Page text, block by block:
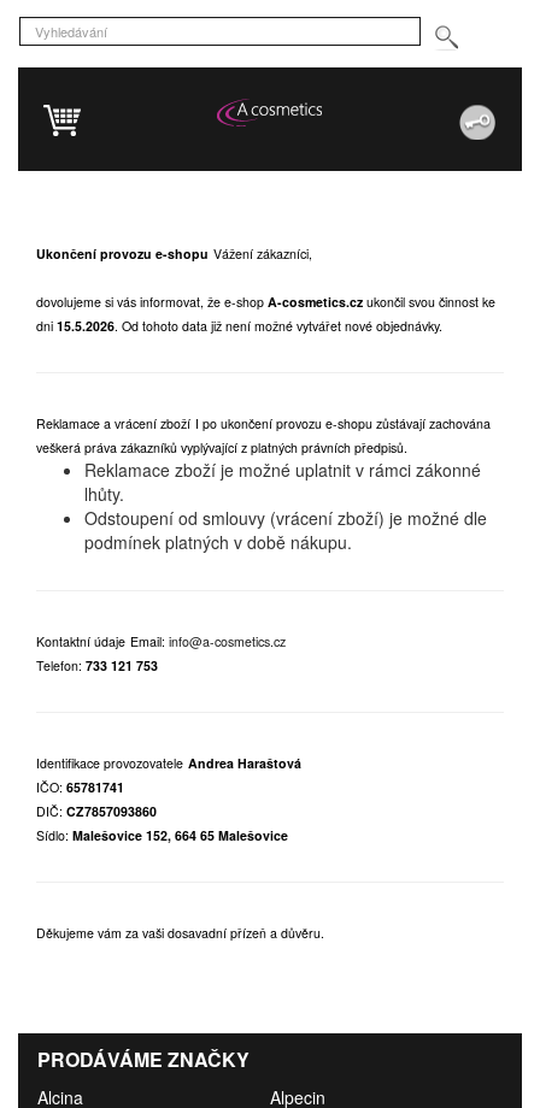
Ukončení provozu e-shopu Vážení zákazníci,
dovolujeme si vás informovat, že e-shop A-cosmetics.cz ukončil svou činnost ke
dni 15.5.2026. Od tohoto data již není možné vytvářet nové objednávky.
Reklamace a vrácení zboží I po ukončení provozu e-shopu zůstávají zachována
veškerá práva zákazníků vyplývající z platných právních předpisů.
Reklamace zboží je možné uplatnit v rámci zákonné
lhůty.
Odstoupení od smlouvy (vrácení zboží) je možné dle
podmínek platných v době nákupu.
Kontaktní údaje Email: info@a-cosmetics.cz
Telefon: 733 121 753
Identifikace provozovatele Andrea Haraštová
IČO: 65781741
DIČ: CZ7857093860
Sídlo: Malešovice 152, 664 65 Malešovice
Děkujeme vám za vaši dosavadní přízeň a důvěru.
PRODÁVÁME ZNAČKY
Alcina
Alpecin